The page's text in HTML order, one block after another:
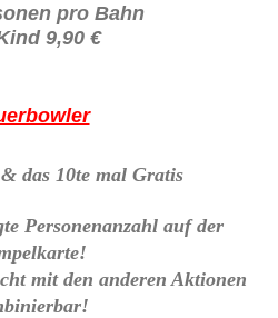
pro Bahn
9,90 €
das 10te mal Gratis
Personenanzahl auf der
mit den anderen Aktionen